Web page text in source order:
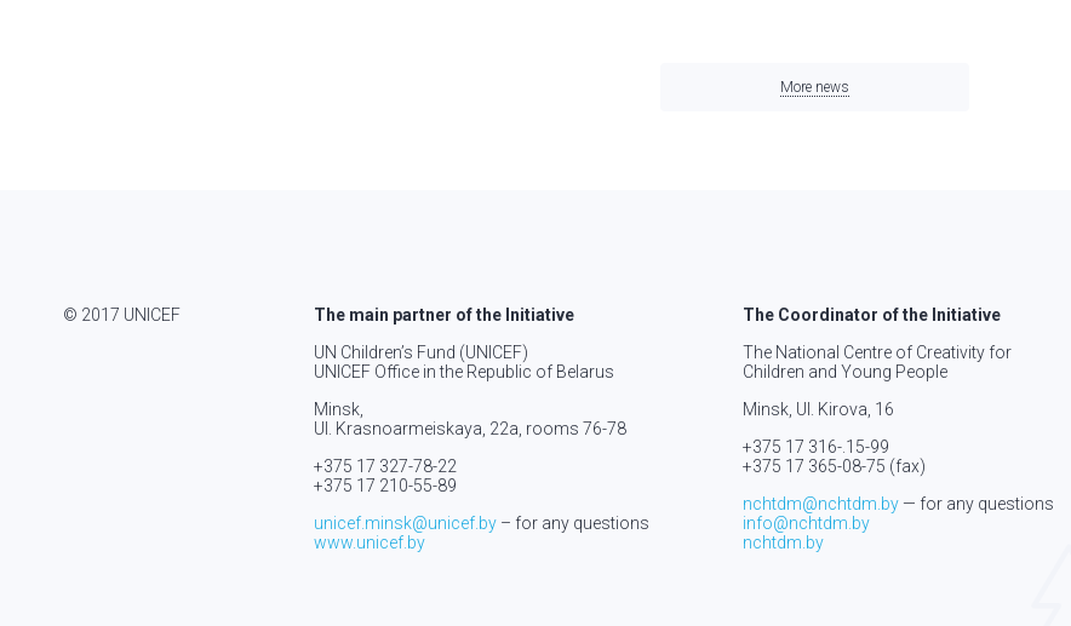
More news
© 2017 UNICEF
The main partner of the Initiative
UN Children’s Fund (UNICEF)
UNICEF Office in the Republic of Belarus
Minsk,
Ul. Krasnoarmeiskaya, 22а, rooms 76-78
+375 17 327-78-22
+375 17 210-55-89
unicef.minsk@unicef.by– for any questions
www.unicef.by
The Coordinator of the Initiative
The National Centre of Creativity for
Children and Young People
Minsk, Ul. Kirova, 16
+375 17 316-.15-99
+375 17 365-08-75 (fax)
nchtdm@nchtdm.by — for any questions
info@nchtdm.by
nchtdm.by